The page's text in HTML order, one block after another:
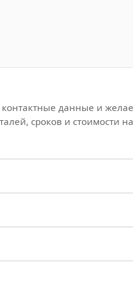
данные и
сроков и стоимости